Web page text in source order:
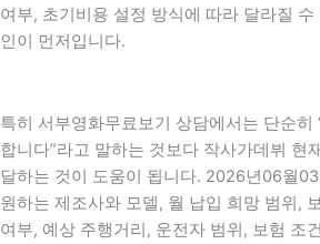
여부, 초기비용 설정 방식에 따라 달라질
인이 먼저입니다.
특히 서부영화무료보기 상담에서는 단순히
합니다”라고 말하는 것보다 작사가데뷔 현
달하는 것이 도움이 됩니다. 2026년06월
원하는 제조사와 모델, 월 납입 희망 범위,
여부, 예상 주행거리, 운전자 범위, 보험 조